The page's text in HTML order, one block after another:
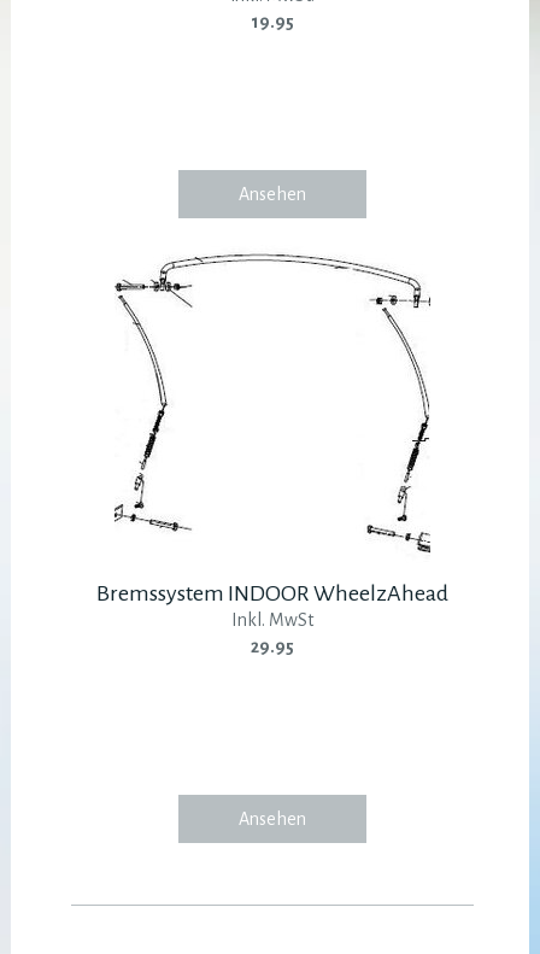
19.95
Ansehen
Bremssystem INDOOR WheelzAhead
Inkl. MwSt
29.95
Ansehen